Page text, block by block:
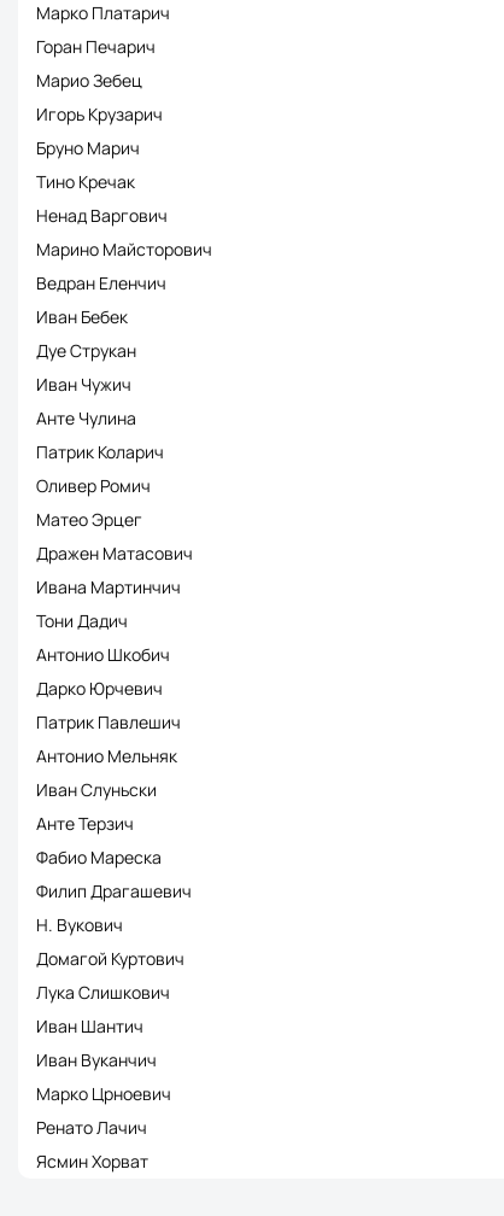
Марко Платарич
Горан Печарич
Марио Зебец
Игорь Крузарич
Бруно Марич
Тино Кречак
Ненад Варгович
Марино Майсторович
Ведран Еленчич
Иван Бебек
Дуе Струкан
Иван Чужич
Анте Чулина
Патрик Коларич
Оливер Ромич
Матео Эрцег
Дражен Матасович
Ивана Мартинчич
Тони Дадич
Антонио Шкобич
Дарко Юрчевич
Патрик Павлешич
Антонио Мельняк
Иван Слуньски
Анте Терзич
Фабио Мареска
Филип Драгашевич
Н. Вукович
Домагой Куртович
Лука Слишкович
Иван Шантич
Иван Вуканчич
Марко Црноевич
Ренато Лачич
Ясмин Хорват